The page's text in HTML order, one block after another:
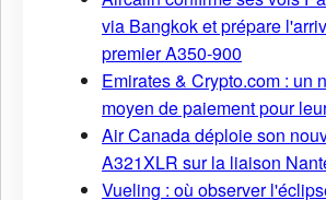
via Bangkok et prépare
premier A350-900
Emirates & Crypto.com : un
moyen de paiement pour
Air Canada déploie son
A321XLR sur la liaison
Vueling : où observer